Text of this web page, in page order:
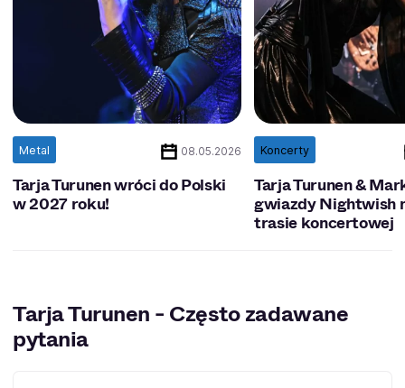
Metal 08.05.2026
Tarja Turunen wróci do Polski
w 2027 roku!
Koncerty
Tarja Turunen &
gwiazdy Nightwish
trasie koncertowej
Tarja Turunen - Często zadawane
pytania